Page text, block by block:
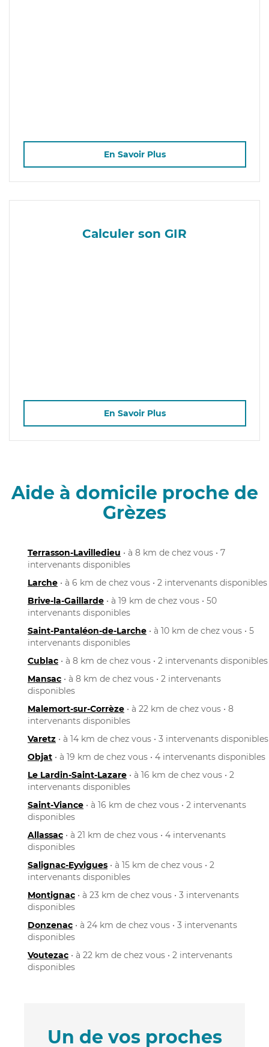
En Savoir Plus
Calculer son GIR
En Savoir Plus
Aide à domicile proche de
Grèzes
Terrasson-Lavilledieu • à 8 km de chez vous • 7
intervenants disponibles
Larche • à 6 km de chez vous • 2 intervenants disponibles
Brive-la-Gaillarde • à 19 km de chez vous • 50
intervenants disponibles
Saint-Pantaléon-de-Larche • à 10 km de chez vous • 5
intervenants disponibles
Cublac • à 8 km de chez vous • 2 intervenants disponibles
Mansac • à 8 km de chez vous • 2 intervenants
disponibles
Malemort-sur-Corrèze • à 22 km de chez vous • 8
intervenants disponibles
Varetz • à 14 km de chez vous • 3 intervenants disponibles
Objat • à 19 km de chez vous • 4 intervenants disponibles
Le Lardin-Saint-Lazare • à 16 km de chez vous • 2
intervenants disponibles
Saint-Viance • à 16 km de chez vous • 2 intervenants
disponibles
Allassac • à 21 km de chez vous • 4 intervenants
disponibles
Salignac-Eyvigues • à 15 km de chez vous • 2
intervenants disponibles
Montignac • à 23 km de chez vous • 3 intervenants
disponibles
Donzenac • à 24 km de chez vous • 3 intervenants
disponibles
Voutezac • à 22 km de chez vous • 2 intervenants
disponibles
Un de vos proches